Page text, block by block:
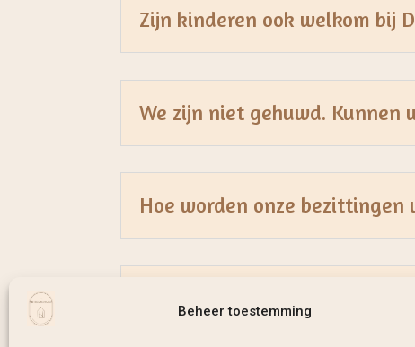
Beheer toestemming
Zijn kinderen ook welkom bij
We zijn niet gehuwd. Kunnen
Hoe worden onze bezittingen